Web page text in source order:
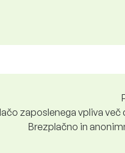
zaposlenega vpliva
Brezplačno in